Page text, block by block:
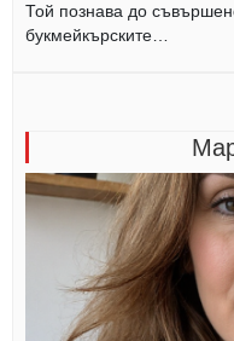
Той познава до
букмейкърските…